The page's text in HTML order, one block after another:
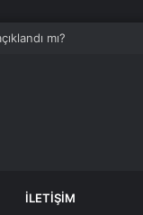
İLETIŞIM